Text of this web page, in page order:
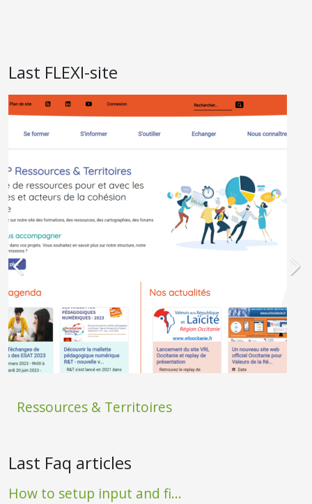
Last FLEXI-site
Ressources & Territoires
Last Faq articles
How to setup input and fi...